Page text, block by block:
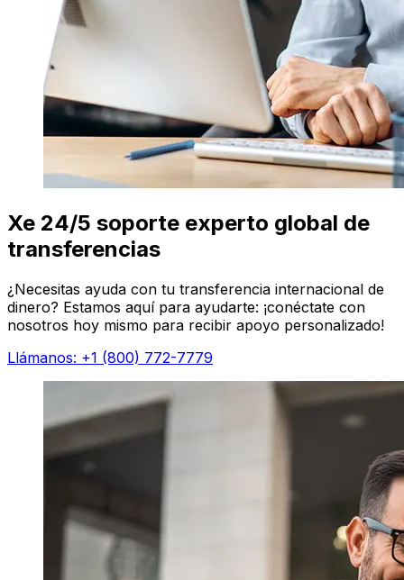
Xe 24/5 soporte experto global de
transferencias
¿Necesitas ayuda con tu transferencia internacional de
dinero? Estamos aquí para ayudarte: ¡conéctate con
nosotros hoy mismo para recibir apoyo personalizado!
Llámanos: +1 (800) 772-7779